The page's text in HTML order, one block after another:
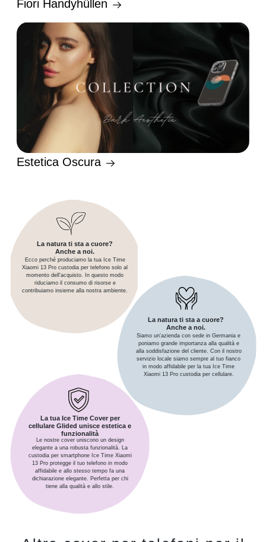
Fiori Handyhüllen
Estetica Oscura
La natura ti sta a cuore?
Anche a noi.
Ecco perché produciamo la tua Ice Time
Xiaomi 13 Pro custodia per telefono solo al
momento dell'acquisto. In questo modo
riduciamo il consumo di risorse e
contribuiamo insieme alla nostra ambiente.
La natura ti sta a cuore?
Anche a noi.
Siamo un'azienda con sede in Germania e
poniamo grande importanza alla qualità e
alla soddisfazione del cliente. Con il nostro
servizio locale siamo sempre al tuo fianco
in modo affidabile per la tua Ice Time
Xiaomi 13 Pro custodia per cellulare.
La tua Ice Time Cover per
cellulare Glided unisce estetica e
funzionalità
Le nostre cover uniscono un design
elegante a una robusta funzionalità. La
custodia per smartphone Ice Time Xiaomi
13 Pro protegge il tuo telefono in modo
affidabile e allo stesso tempo fa una
dichiarazione elegante. Perfetta per chi
tiene alla qualità e allo stile.